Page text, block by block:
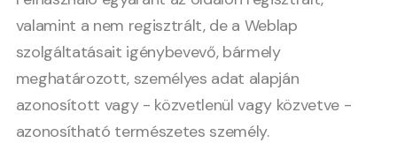
valamint a nem regisztrált, de a Weblap
szolgáltatásait igénybevevő, bármely
meghatározott, személyes adat alapján
azonosított vagy - közvetlenül vagy közvetve -
azonosítható természetes személy.